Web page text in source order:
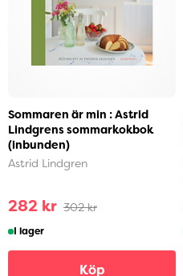
Sommaren är min : Astrid
Lindgrens sommarkokbok
(inbunden)
Astrid Lindgren
282 kr 302 kr
I lager
Köp